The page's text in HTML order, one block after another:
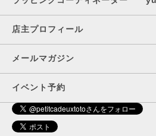
店主プロフィール
メールマガジン
イベント予約